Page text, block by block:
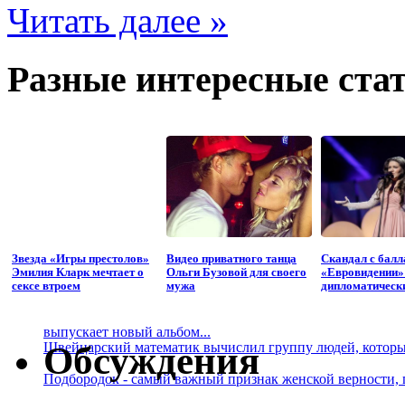
Читать далее »
Разные интересные
Звезда «Игры престолов»
Эмилия Кларк мечтает о
сексе втроем
Видео приватного танца
Ольги Бузовой для своего
мужа
Скандал с
выпускает новый альбом...
Швейцарский математик вычислил группу людей,
Подбородок - самый важный признак женской
Обсуждения